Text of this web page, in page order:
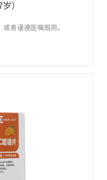
）
者谨遵医嘱服用。